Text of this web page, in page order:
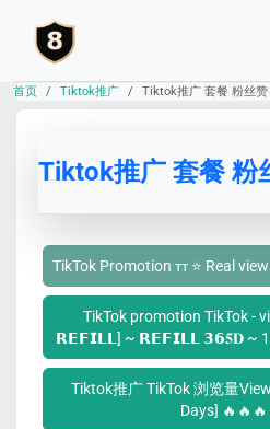
首页 Tiktok推广 Tiktok推广 套餐 粉丝
Tiktok推广 套餐 粉
TikTok Promotion ᴛᴛ ⭐ Real
TikTok promotion TikTok -
𝗥𝗘𝗙𝗜𝗟𝗟] ~ 𝗥𝗘𝗙𝗜𝗟𝗟 𝟯𝟲𝟓𝐃 ~
Tiktok推广 TikTok 浏览量
Days]